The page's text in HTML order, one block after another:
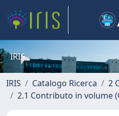
IRIS
IRIS Catalogo Ricerca
2
2.1 Contributo in volume